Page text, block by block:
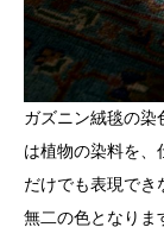
ガズニン絨毯の染
は植物の染料を、
だけでも表現でき
無二の色となりま